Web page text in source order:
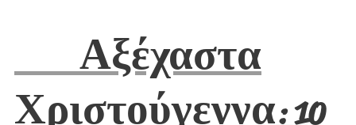
🎄 Αξέχαστα
Χριστούγεννα: 10